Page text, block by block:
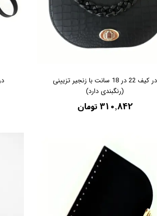
در کیف 22 در 18 سانت با زنجیر تزیینی
(رنگبندی دارد)
۳۱۰,۸۴۲ تومان